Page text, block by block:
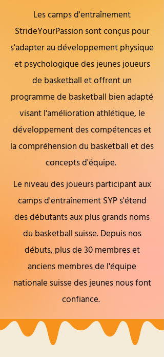
Les camps d'entraînement
StrideYourPassion sont conçus pour
s'adapter au développement physique
et psychologique des jeunes joueurs
de basketball et offrent un
programme de basketball bien adapté
visant l'amélioration athlétique, le
développement des compétences et
la compréhension du basketball et des
concepts d'équipe.
Le niveau des joueurs participant aux
camps d'entraînement SYP s'étend
des débutants aux plus grands noms
du basketball suisse. Depuis nos
débuts, plus de 30 membres et
anciens membres de l'équipe
nationale suisse des jeunes nous font
confiance.